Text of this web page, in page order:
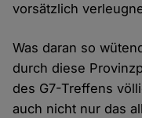
vorsätzlich
Was daran so
durch diese
des G7-Treffens
auch nicht nur das